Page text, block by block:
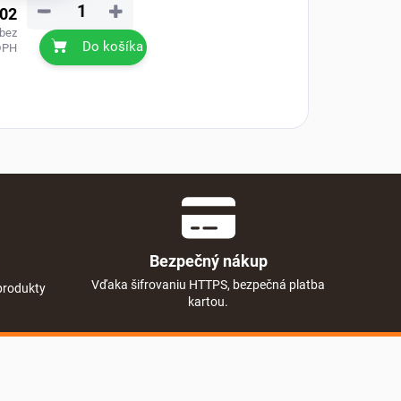
+
−
Do košíka
Bezpečný nákup
Vďaka šifrovaniu HTTPS, bezpečná platba
kartou.